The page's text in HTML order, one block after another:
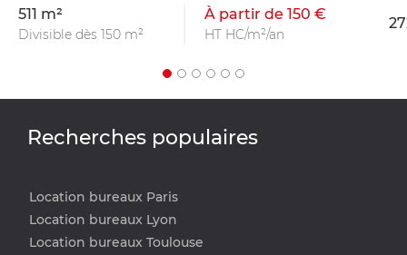
511 m²
Divisible dès 150 m²
À partir de 150 €
HT HC/m²/an
Recherches populaires
Location bureaux Paris
Location bureaux Lyon
Location bureaux Toulouse